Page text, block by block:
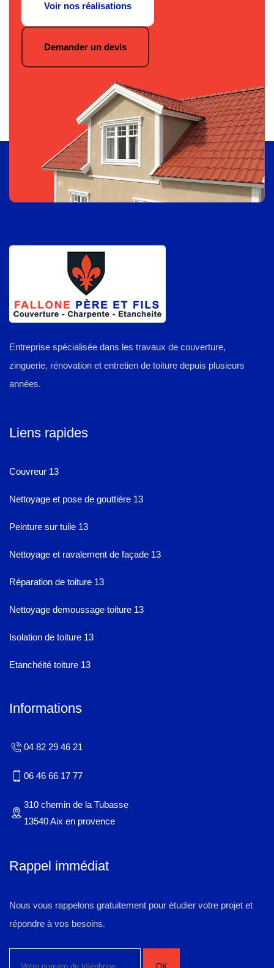
Voir nos réalisations
Demander un devis
Entreprise spécialisée dans les travaux de couverture,
zinguerie, rénovation et entretien de toiture depuis plusieurs
années.
Liens rapides
Couvreur 13
Nettoyage et pose de gouttière 13
Peinture sur tuile 13
Nettoyage et ravalement de façade 13
Réparation de toiture 13
Nettoyage demoussage toiture 13
Isolation de toiture 13
Etanchéité toiture 13
Informations
04 82 29 46 21
06 46 66 17 77
310 chemin de la Tubasse
13540 Aix en provence
Rappel immédiat
Nous vous rappelons gratuitement pour étudier votre projet et
répondre à vos besoins.